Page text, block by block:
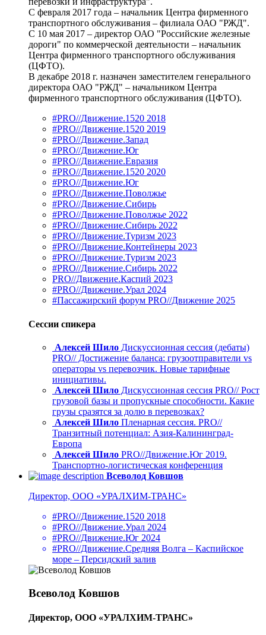
С февраля 2017 года – начальник Центра фирменного
транспортного обслуживания – филиала ОАО "РЖД".
С 10 мая 2017 – директор ОАО "Российские железные
дороги" по коммерческой деятельности – начальник
Центра фирменного транспортного обслуживания
(ЦФТО).
В декабре 2018 г. назначен заместителем генерального
директора ОАО "РЖД" – начальником Центра
фирменного транспортного обслуживания (ЦФТО).
#PRO//Движение.1520 2018
#PRO//Движение.1520 2019
#PRO//Движение.Запад
#PRO//Движение.Юг
#PRO//Движение.Евразия
#PRO//Движение.1520 2020
#PRO//Движение.Юг
#PRO//Движение.Поволжье
#PRO//Движение.Сибирь
#PRO//Движение.Поволжье 2022
#PRO//Движение.Сибирь 2022
#PRO//Движение.Туризм 2023
#PRO//Движение.Контейнеры 2023
#PRO//Движение.Туризм 2023
#PRO//Движение.Сибирь 2022
PRO//Движение.Каспий 2023
#PRO//Движение.Урал 2024
#Пассажирский форум PRO//Движение 2025
Сессии спикера
Алексей Шило Дискуссионная сессия (дебаты)
PRO// Достижение баланса: грузоотправители vs
операторы vs перевозчик. Новые тарифные
инициативы.
Алексей Шило Дискуссионная сессия PRO// Рост
грузовой базы и пропускные способности. Какие
грузы сразятся за долю в перевозках?
Алексей Шило Пленарная сессия. PRO//
Транзитный потенциал: Азия-Калининград-
Европа
Алексей Шило PRO//Движение.Юг 2019.
Транспортно-логистическая конференция
Всеволод Ковшов
Директор, ООО «УРАЛХИМ-ТРАНС»
#PRO//Движение.1520 2018
#PRO//Движение.Урал 2024
#PRO//Движение.Юг 2024
#PRO//Движение.Средняя Волга – Каспийское
море – Персидский залив
Всеволод Ковшов
Директор, ООО «УРАЛХИМ-ТРАНС»